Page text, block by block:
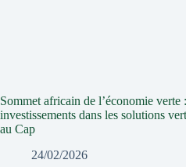
Sommet africain de l’économie verte
investissements dans les solutions
au Cap
24/02/2026